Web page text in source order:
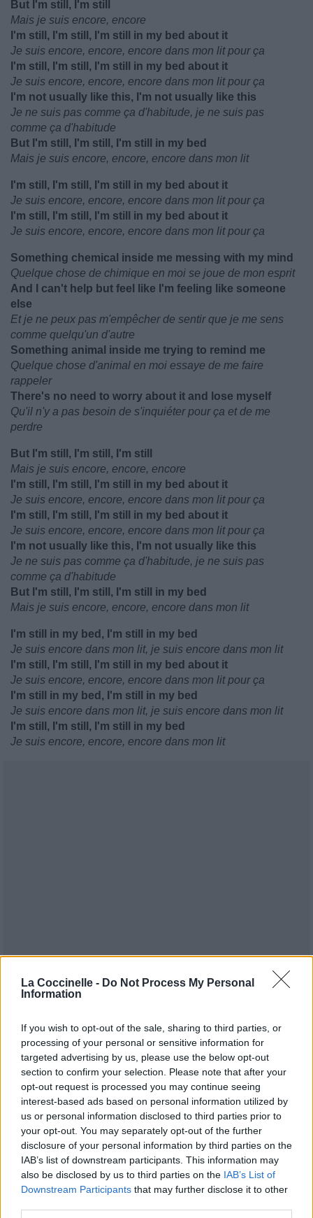
La Coccinelle - Do Not Process My Personal
Information
If you wish to opt-out of the sale, sharing to third parties, or
processing of your personal or sensitive information for
targeted advertising by us, please use the below opt-out
section to confirm your selection. Please note that after your
opt-out request is processed you may continue seeing
interest-based ads based on personal information utilized by
us or personal information disclosed to third parties prior to
your opt-out. You may separately opt-out of the further
disclosure of your personal information by third parties on the
IAB’s list of downstream participants. This information may
also be disclosed by us to third parties on the IAB’s List of
Downstream Participants that may further disclose it to other
But I'm still, I'm still
Mais je suis encore, encore
I'm still, I'm still, I'm still in my bed about it
Je suis encore, encore, encore dans mon lit pour ça
I'm still, I'm still, I'm still in my bed about it
Je suis encore, encore, encore dans mon lit pour ça
I'm not usually like this, I'm not usually like this
Je ne suis pas comme ça d'habitude, je ne suis pas
comme ça d'habitude
But I'm still, I'm still, I'm still in my bed
Mais je suis encore, encore, encore dans mon lit
I'm still, I'm still, I'm still in my bed about it
Je suis encore, encore, encore dans mon lit pour ça
I'm still, I'm still, I'm still in my bed about it
Je suis encore, encore, encore dans mon lit pour ça
Something chemical inside me messing with my mind
Quelque chose de chimique en moi se joue de mon esprit
And I can't help but feel like I'm feeling like someone
else
Et je ne peux pas m'empêcher de sentir que je me sens
comme quelqu'un d'autre
Something animal inside me trying to remind me
Quelque chose d'animal en moi essaye de me faire
rappeler
There's no need to worry about it and lose myself
Qu'il n'y a pas besoin de s'inquiéter pour ça et de me
perdre
But I'm still, I'm still, I'm still
Mais je suis encore, encore, encore
I'm still, I'm still, I'm still in my bed about it
Je suis encore, encore, encore dans mon lit pour ça
I'm still, I'm still, I'm still in my bed about it
Je suis encore, encore, encore dans mon lit pour ça
I'm not usually like this, I'm not usually like this
Je ne suis pas comme ça d'habitude, je ne suis pas
comme ça d'habitude
But I'm still, I'm still, I'm still in my bed
Mais je suis encore, encore, encore dans mon lit
I'm still in my bed, I'm still in my bed
Je suis encore dans mon lit, je suis encore dans mon lit
I'm still, I'm still, I'm still in my bed about it
Je suis encore, encore, encore dans mon lit pour ça
I'm still in my bed, I'm still in my bed
Je suis encore dans mon lit, je suis encore dans mon lit
I'm still, I'm still, I'm still in my bed
Je suis encore, encore, encore dans mon lit
Publié par Nathanouat 6050 3 4 le 10 août 2019 à
7h34.
Chanteurs : Sabrina Carpenter
Albums :
Singular Act II
Paroles + Traduction Téléchargement
Vidéos
Commentaires